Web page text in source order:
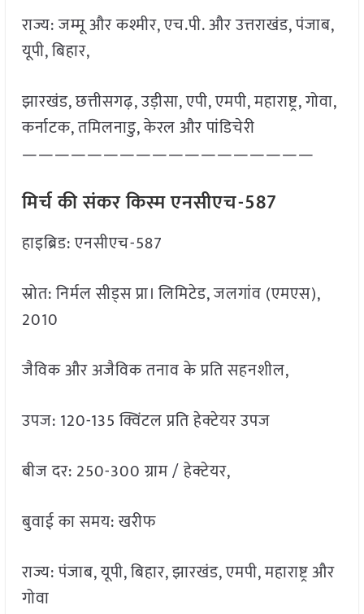
राज्य: जम्मू और कश्मीर, एच.पी. और उत्तराखंड, पंजाब,
यूपी, बिहार,
झारखंड, छत्तीसगढ़, उड़ीसा, एपी, एमपी, महाराष्ट्र, गोवा,
कर्नाटक, तमिलनाडु, केरल और पांडिचेरी
——————————————————
मिर्च की संकर किस्म एनसीएच-587
हाइब्रिड: एनसीएच-587
स्रोत: निर्मल सीड्स प्रा। लिमिटेड, जलगांव (एमएस),
2010
जैविक और अजैविक तनाव के प्रति सहनशील,
उपज: 120-135 क्विंटल प्रति हेक्टेयर उपज
बीज दर: 250-300 ग्राम / हेक्टेयर,
बुवाई का समय: खरीफ
राज्य: पंजाब, यूपी, बिहार, झारखंड, एमपी, महाराष्ट्र और
गोवा